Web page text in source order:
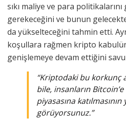
sıkı maliye ve para
gerekeceğini ve bunun
da yükselteceğini tahmin etti.
koşullara rağmen kripto
genişlemeye devam ettiğini
“Kriptodaki bu korkunç
bile, insanların
piyasasına katılmasının
görüyorsunuz.”